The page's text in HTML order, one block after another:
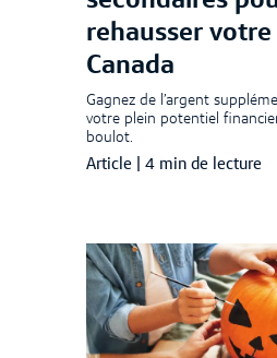
rehausser
Canada
Gagnez de l’argent
votre plein potentiel
boulot.
Article 4 min de lecture